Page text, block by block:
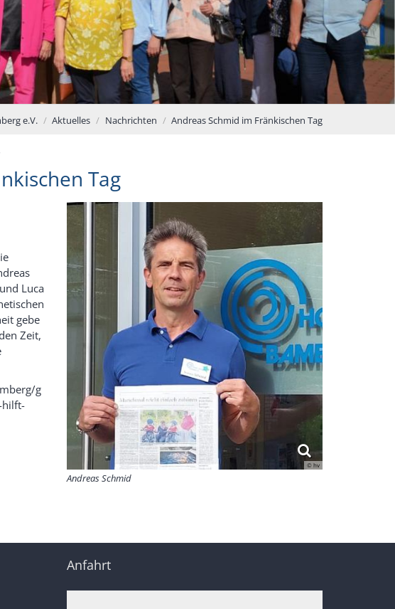
e.V. Aktuelles Nachrichten Andreas Schmid im Fränkischen Tag
Tag
© hv
Andreas Schmid
Luca
gebe
Zeit,
g
hilft-
Anfahrt